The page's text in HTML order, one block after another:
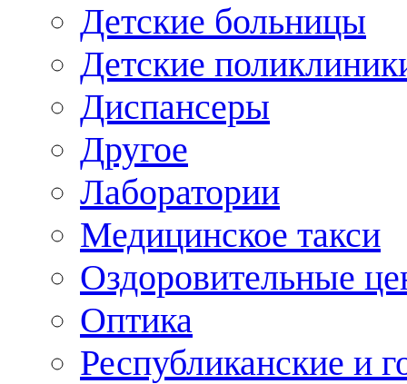
Детские больницы
Детские
Диспансеры
Другое
Лаборатории
Медицинское такси
Оздоровительные
Оптика
Республиканские и